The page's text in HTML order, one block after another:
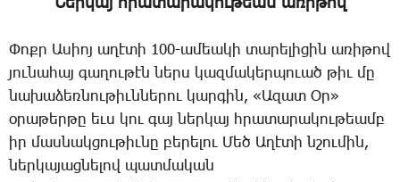
­Ներ­կայ հրա­տա­րա­կու­թեան ա­ռի­թով
­Փոքր Ա­սիոյ ա­ղէ­տի 100-ա­մեա­կի տա­րե­լի­ցին ա­ռի­թով
յու­նա­հայ գա­ղու­թէն ներս կազ­մա­կեր­պո­ւած թիւ մը
նա­խա­ձեռ­նու­թիւն­նե­րու կար­գին, «Ա­զատ Օր»
օ­րա­թեր­թը եւս կու գայ ներ­կայ հրա­տա­րա­կու­թեամբ
իր մաս­նակ­ցու­թիւ­նը բե­րե­լու ­­Մեծ Ա­ղէ­տի նշու­մին,
ներ­կա­յաց­նե­լով պատ­մա­կան